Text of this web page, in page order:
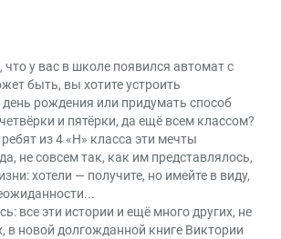
детей от 10 до 12 лет ,Книги для детей от
что у вас в школе появился автомат с
быть, вы хотите устроить
рождения или придумать способ
и пятёрки, да ещё всем классом?
из 4 «Н» класса эти мечты
не совсем так, как им представлялось,
хотели — получите, но имейте в виду,
все эти истории и ещё много других, не
в новой долгожданной книге Виктории